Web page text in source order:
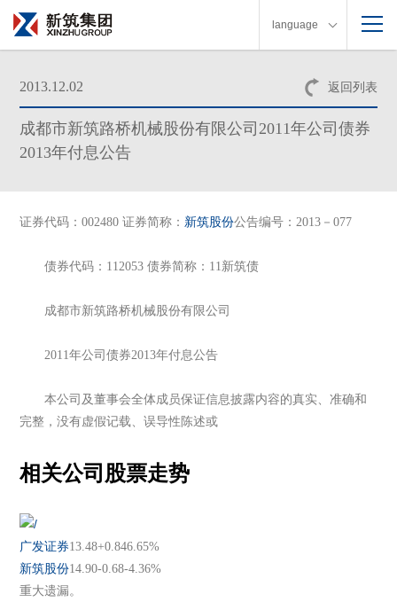
language
返回列表
2013.12.02
成都市新筑路桥机械股份有限公司2011年公司债券
2013年付息公告
证券代码：002480 证券简称： 新筑股份公告编号：2013－077
债券代码：112053 债券简称：11新筑债
成都市新筑路桥机械股份有限公司
2011年公司债券2013年付息公告
本公司及董事会全体成员保证信息披露内容的真实、准确和
完整，没有虚假记载、误导性陈述或
相关公司股票走势
广发证券13.48+0.846.65%
新筑股份14.90-0.68-4.36%
重大遗漏。